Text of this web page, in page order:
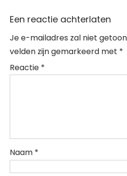
Een reactie achterlaten
Je e-mailadres zal niet
velden zijn gemarkeerd met *
Reactie *
Naam *